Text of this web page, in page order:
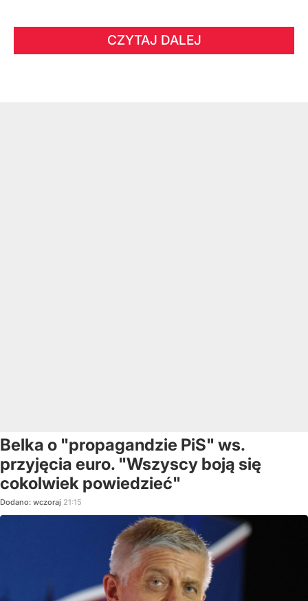
CZYTAJ DALEJ
Belka o "propagandzie PiS" ws.
przyjęcia euro. "Wszyscy boją się
cokolwiek powiedzieć"
Dodano: wczoraj 21:15